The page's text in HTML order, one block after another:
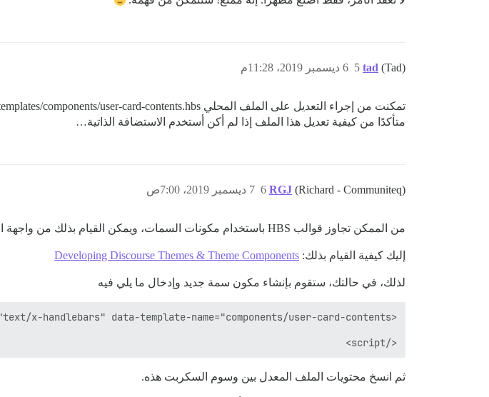
tad (Tad) 6 ديسمبر 2019، 11:28م 5
متأكدًا من كيفية تعديل هذا الملف إذا لم أكن أستخدم الاستضافة الذاتية…
RGJ (Richard - Communiteq) 7 ديسمبر 2019، 7:00ص 6
من الممكن تجاوز قوالب HBS باستخدام مكونات السمات، ويمكن القيام بذلك من واجهة الويب للإدارة.
إليك كيفية القيام بذلك: Developing Discourse Themes & Theme Components
لذلك، في حالتك، ستقوم بإنشاء مكون سمة جديد وإدخال ما يلي فيه
</script>
ثم انسخ محتويات الملف المعدل بين وسوم السكربت هذه.